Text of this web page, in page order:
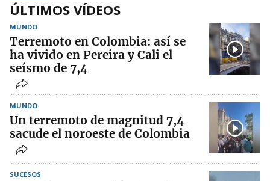
ÚLTIMOS VÍDEOS
MUNDO
Terremoto en Colombia: así se
ha vivido en Pereira y Cali el
seísmo de 7,4
MUNDO
Un terremoto de magnitud 7,4
sacude el noroeste de Colombia
SUCESOS